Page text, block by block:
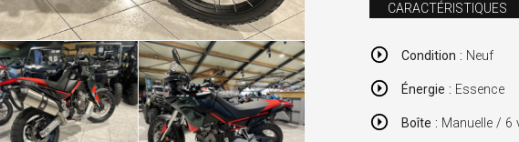
CARACTÉRISTIQUES
Condition : Neuf
Énergie : Essence
Boîte : Manuelle / 6